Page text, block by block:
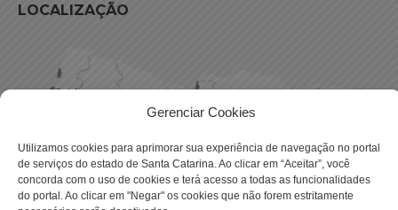
Gerenciar Cookies
Utilizamos cookies para aprimorar sua experiência de navegação no portal
de serviços do estado de Santa Catarina. Ao clicar em “Aceitar”, você
concorda com o uso de cookies e terá acesso a todas as funcionalidades
do portal. Ao clicar em "Negar" os cookies que não forem estritamente
LOCALIZAÇÃO